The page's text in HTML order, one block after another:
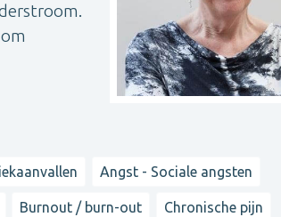
Angst - Sociale angsten
Burnout / burn-out Chronische pijn